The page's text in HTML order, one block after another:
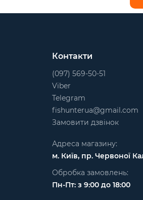
Контакти
(097) 569-50-51
Viber
Telegram
fishunterua@gmail.com
Замовити дзвінок
Адреса магазину:
м. Київ, пр. Червоної
Обробка замовлень:
Пн-Пт: з 9:00 до 18:00